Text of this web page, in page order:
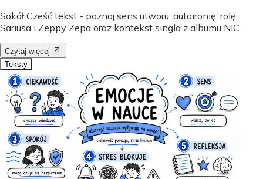
Sokół Cześć tekst - poznaj sens utworu, autoironię, rolę
Sariusa i Zeppy Zepa oraz kontekst singla z albumu NIC.
Czytaj więcej
Teksty